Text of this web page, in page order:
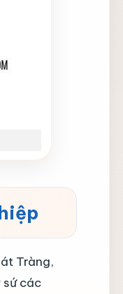
Tràng,
sứ các